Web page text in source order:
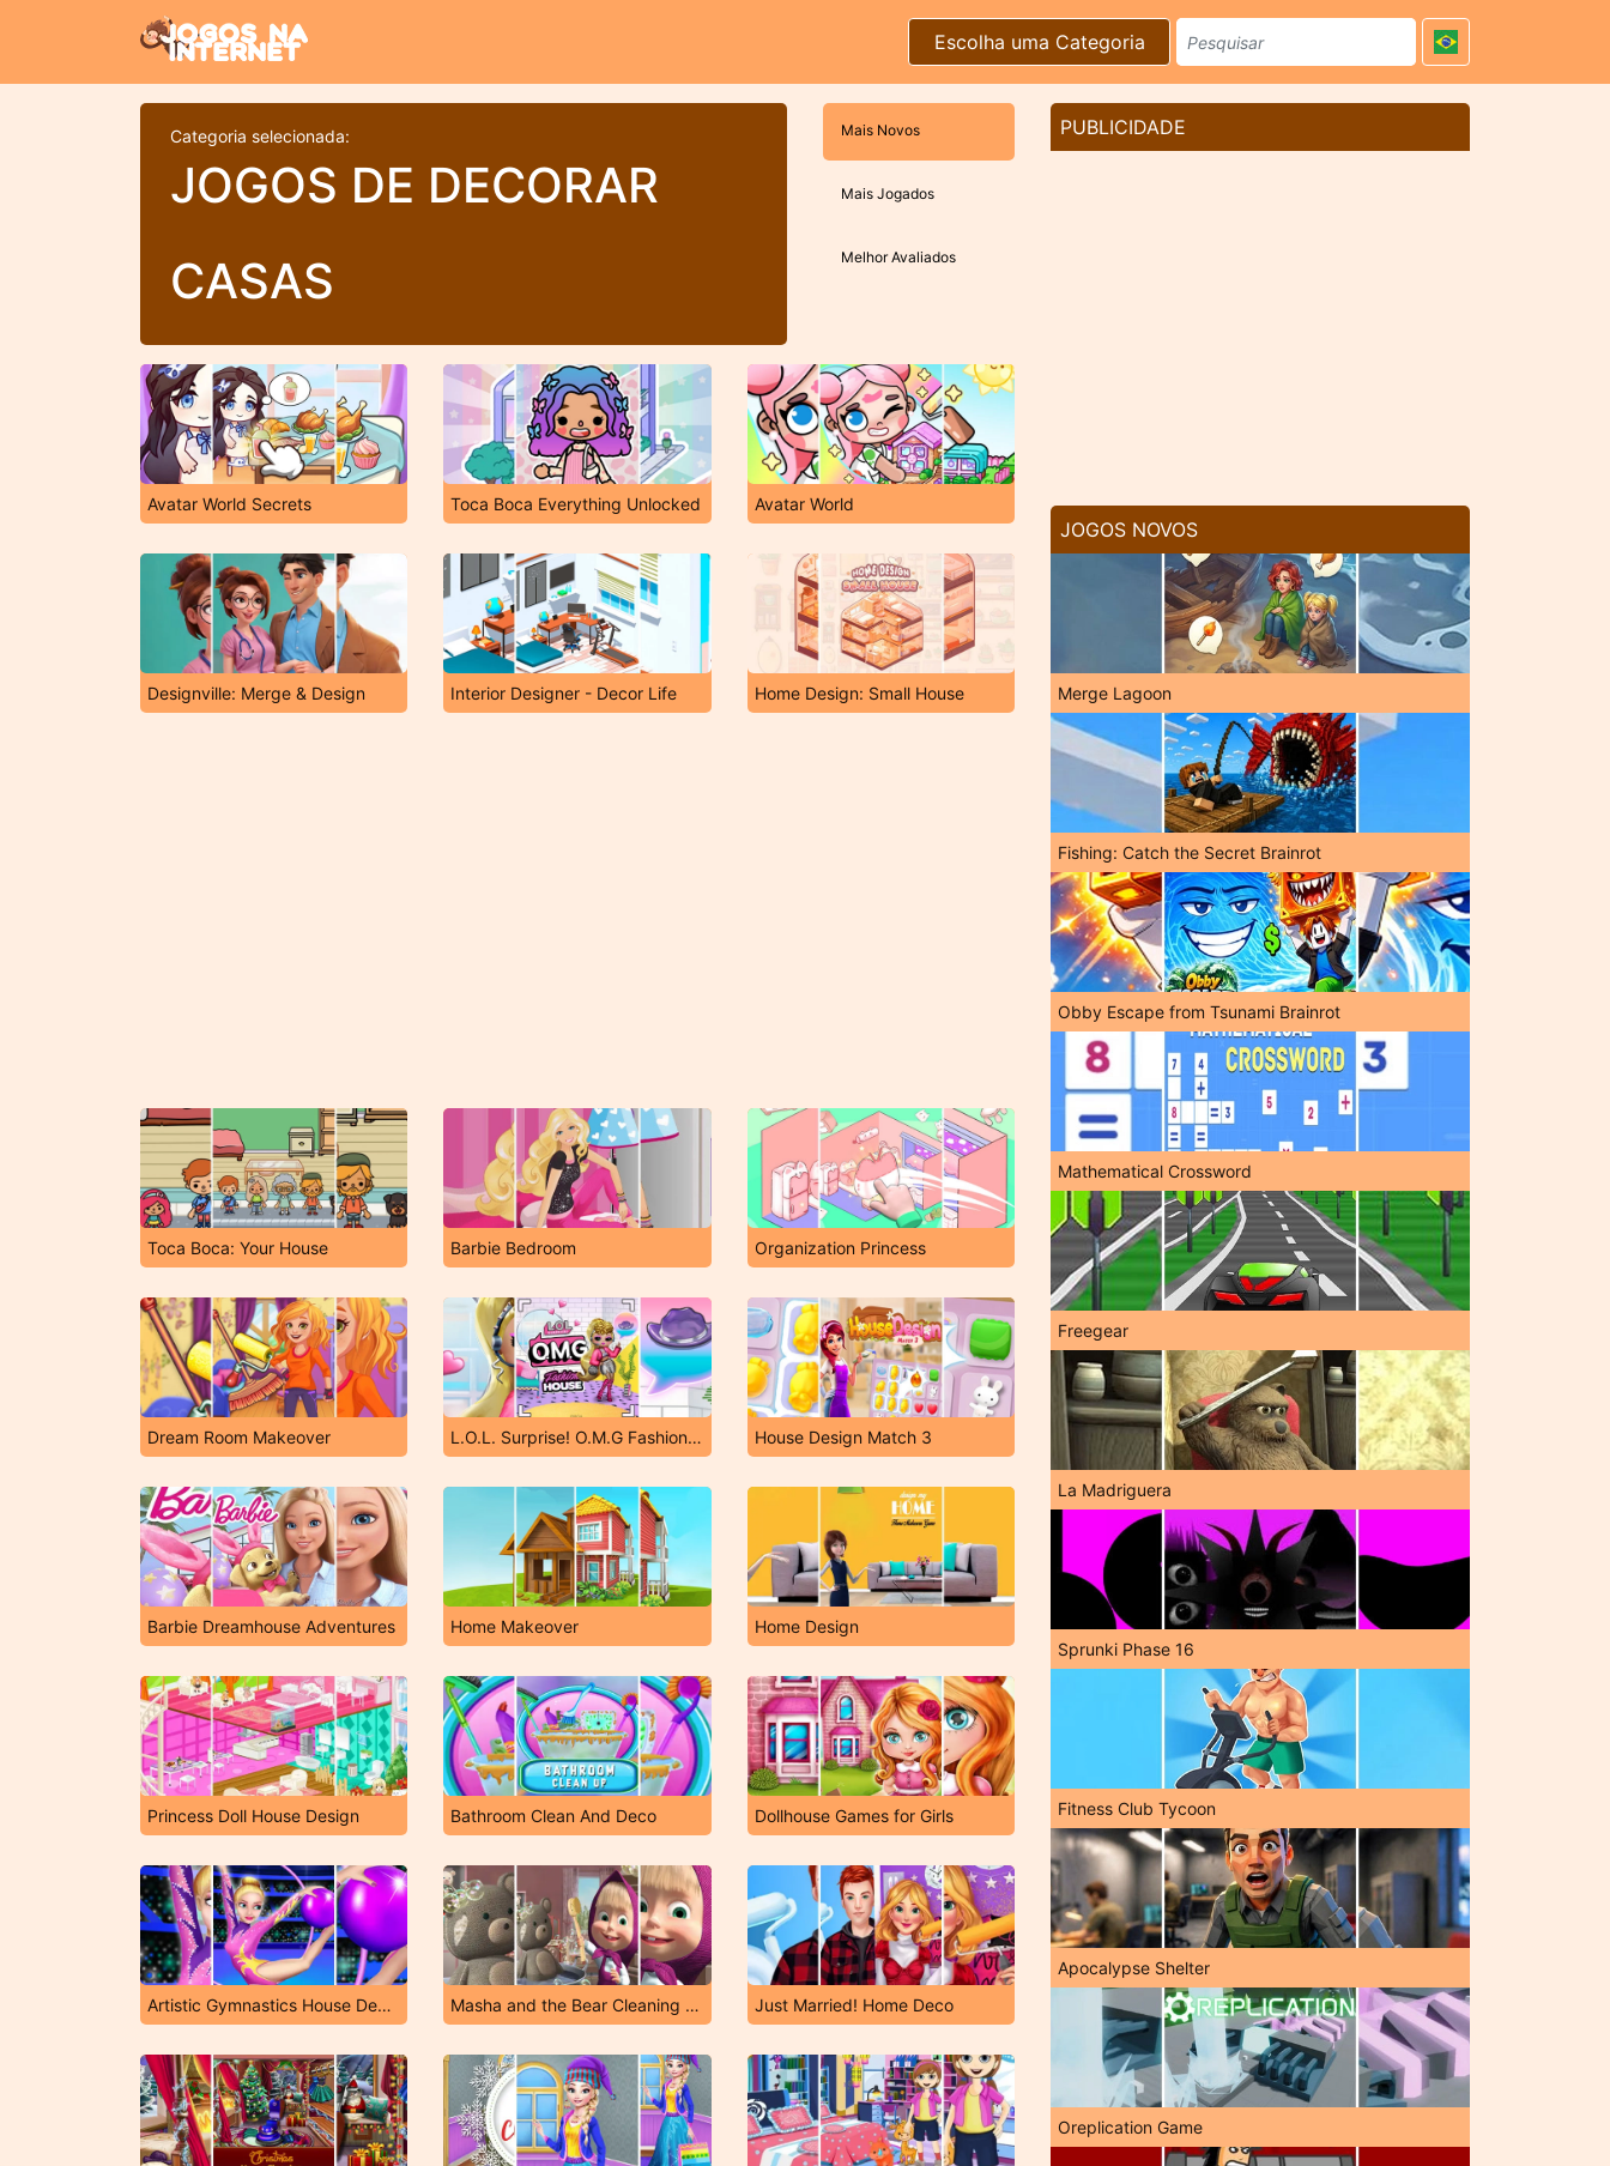
Escolha uma Categoria
Categoria selecionada:
JOGOS DE DECORAR
CASAS
Mais Novos
Mais Jogados
Melhor Avaliados
Avatar World Secrets Toca Boca Everything Unlocked Avatar World
Designville: Merge & Design Interior Designer - Decor Life Home Design: Small House
Toca Boca: Your House Barbie Bedroom Organization Princess
Dream Room Makeover L.O.L. Surprise! O.M.G Fashion House House Design Match 3
Barbie Dreamhouse Adventures Home Makeover Home Design
Princess Doll House Design Bathroom Clean And Deco Dollhouse Games for Girls
Artistic Gymnastics House Decoration Masha and the Bear Cleaning Game Just Married! Home Deco
PUBLICIDADE
JOGOS NOVOS
Merge Lagoon
Fishing: Catch the Secret Brainrot
Obby Escape from Tsunami Brainrot
Mathematical Crossword
Freegear
La Madriguera
Sprunki Phase 16
Fitness Club Tycoon
Apocalypse Shelter
Oreplication Game